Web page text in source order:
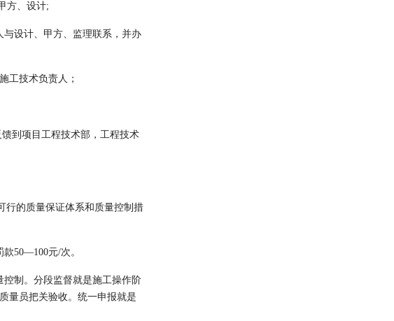
方、设计;
设计、甲方、监理联系，并办
工技术负责人；
到项目工程技术部，工程技术
行的质量保证体系和质量控制措
50—100元/次。
制。分段监督就是施工操作阶
量员把关验收。统一申报就是